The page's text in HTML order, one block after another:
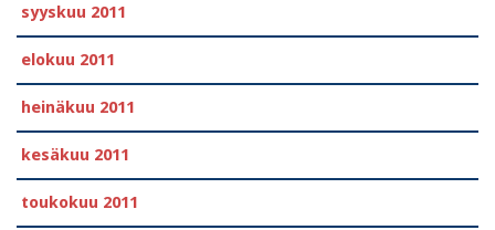
syyskuu 2011
elokuu 2011
heinäkuu 2011
kesäkuu 2011
toukokuu 2011